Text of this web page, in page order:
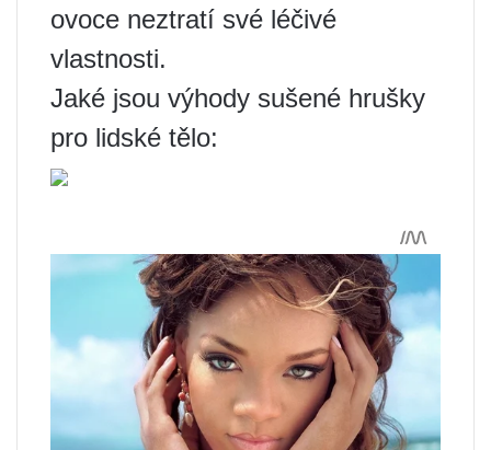
ovoce neztratí své léčivé
vlastnosti.
Jaké jsou výhody sušené hrušky
pro lidské tělo: